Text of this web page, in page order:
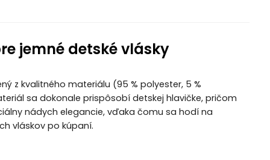
jemné detské vlásky
z kvalitného materiálu (95 % polyester, 5 %
sa dokonale prispôsobí detskej hlavičke, pričom
nádych elegancie, vďaka čomu sa hodí na
vláskov po kúpaní.